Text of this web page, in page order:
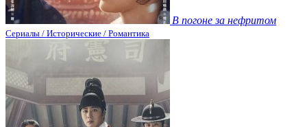
В погоне за нефритом
Сериалы / Исторические / Романтика